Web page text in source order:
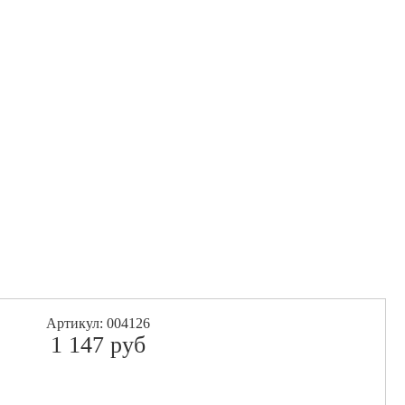
Артикул: 004126
1 147pуб